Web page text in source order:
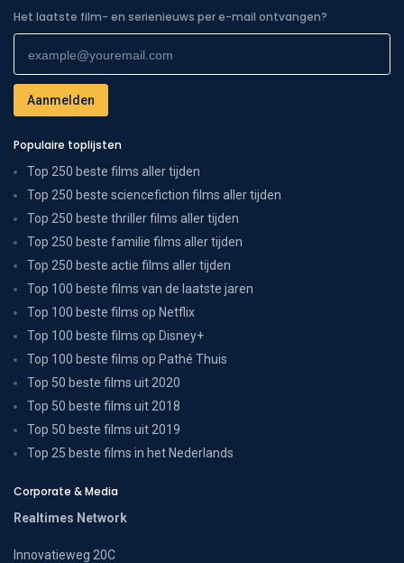
Het laatste film- en serienieuws per e-mail ontvangen?
Populaire toplijsten
Top 250 beste films aller tijden
Top 250 beste sciencefiction films aller tijden
Top 250 beste thriller films aller tijden
Top 250 beste familie films aller tijden
Top 250 beste actie films aller tijden
Top 100 beste films van de laatste jaren
Top 100 beste films op Netflix
Top 100 beste films op Disney+
Top 100 beste films op Pathé Thuis
Top 50 beste films uit 2020
Top 50 beste films uit 2018
Top 50 beste films uit 2019
Top 25 beste films in het Nederlands
Corporate & Media
Realtimes Network
Innovatieweg 20C